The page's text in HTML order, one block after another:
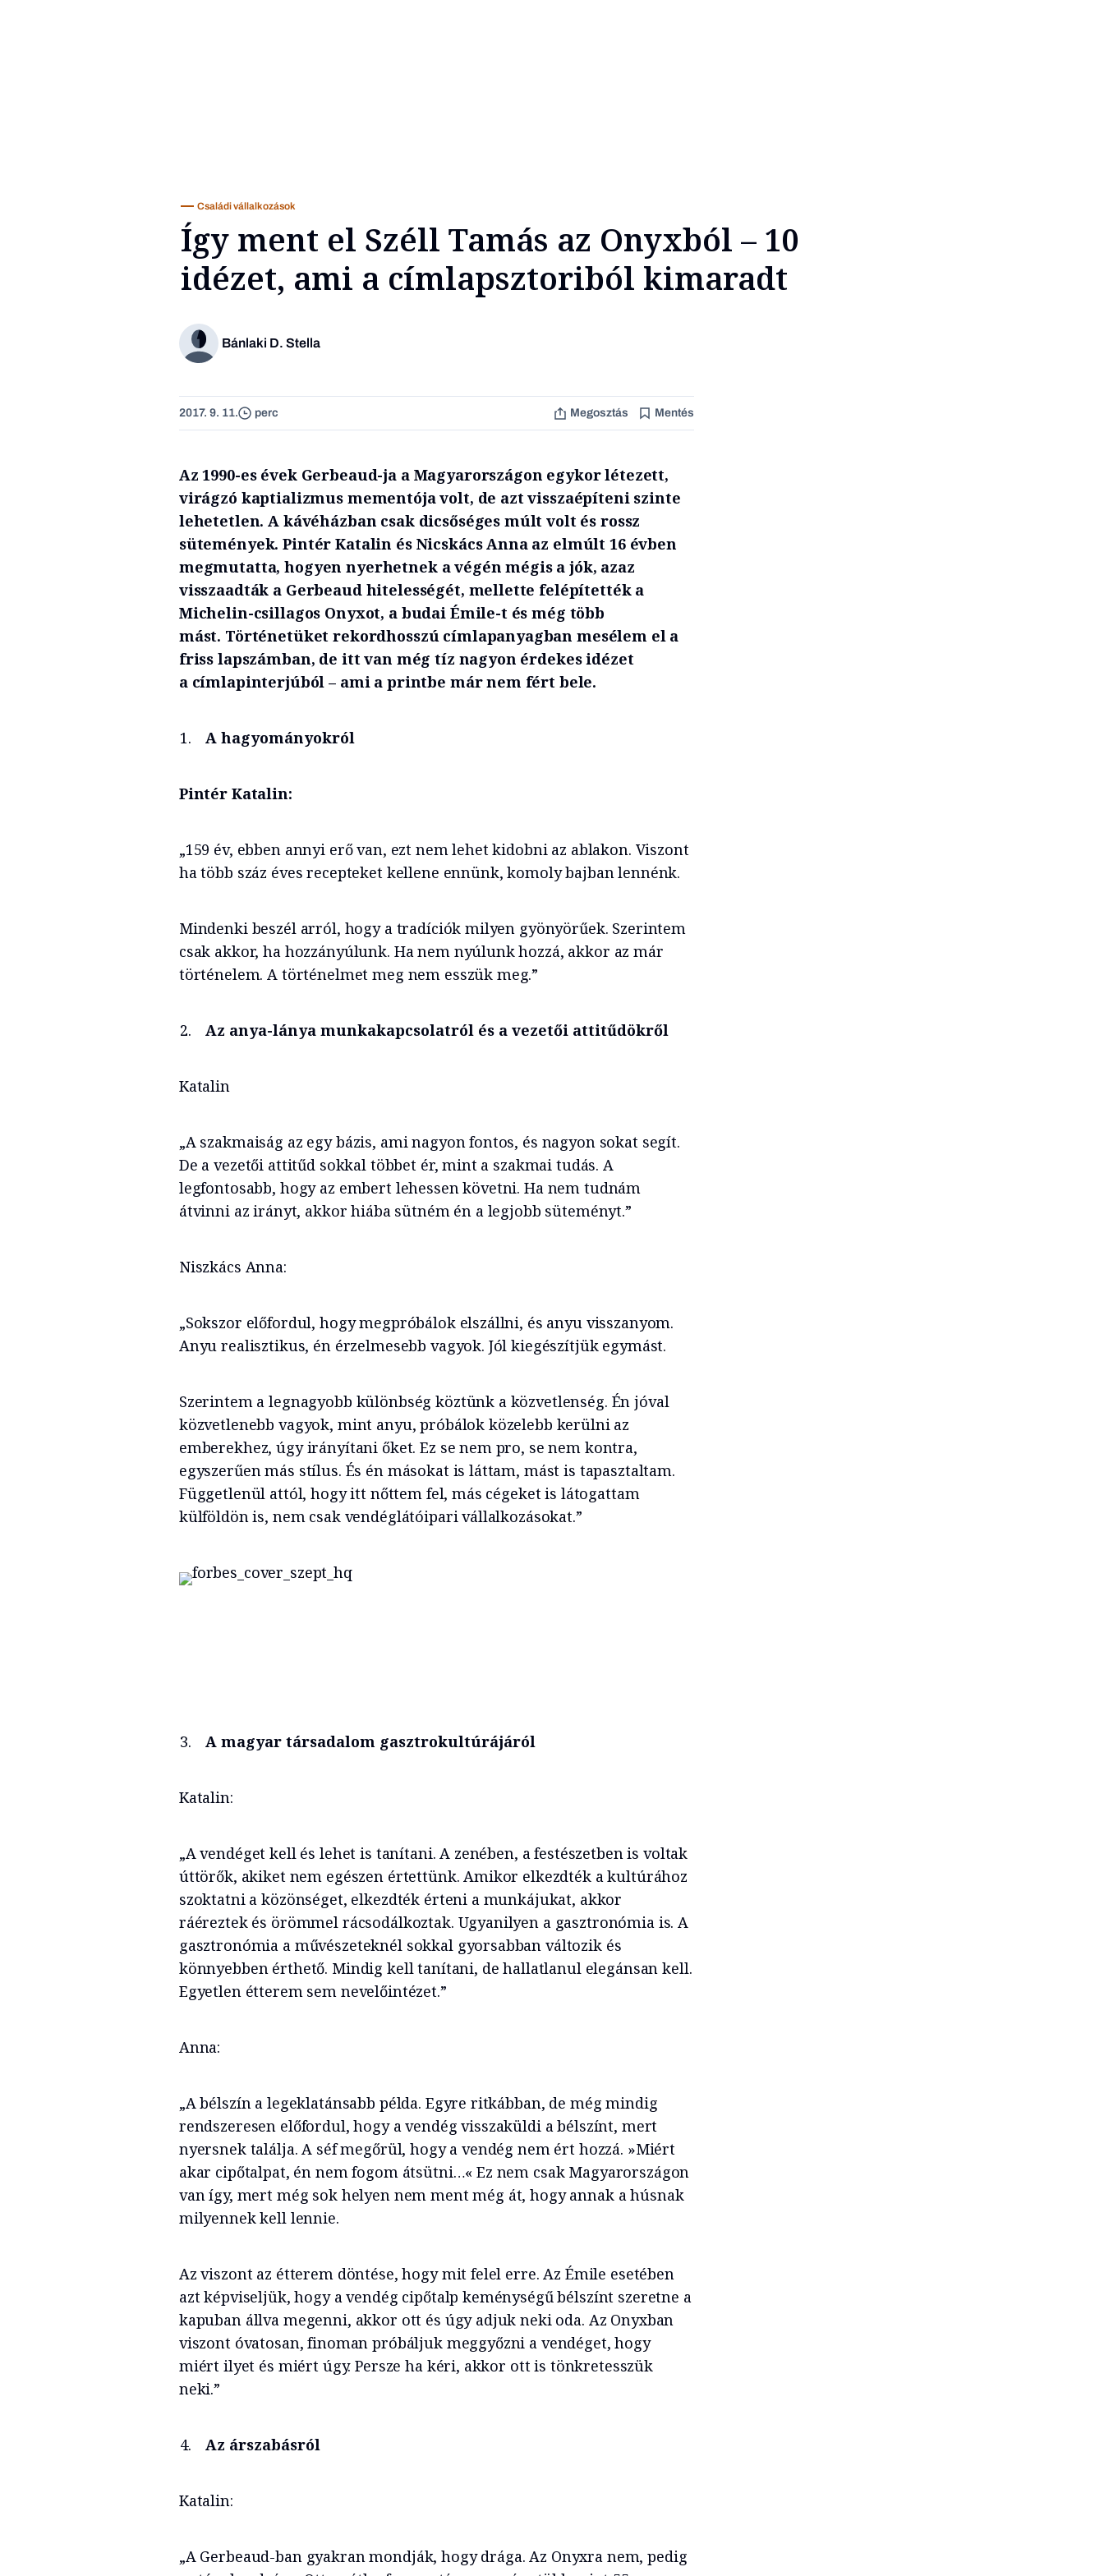
Családi vállalkozások
Így ment el Széll Tamás az Onyxból – 10
idézet, ami a címlapsztoriból kimaradt
Bánlaki D. Stella
2017. 9. 11. perc Megosztás Mentés
Az 1990-es évek Gerbeaud-ja a Magyarországon egykor létezett,
virágzó kaptializmus mementója volt, de azt visszaépíteni szinte
lehetetlen. A kávéházban csak dicsőséges múlt volt és rossz
sütemények. Pintér Katalin és Nicskács Anna az elmúlt 16 évben
megmutatta, hogyen nyerhetnek a végén mégis a jók, azaz
visszaadták a Gerbeaud hitelességét, mellette felépítették a
Michelin-csillagos Onyxot, a budai Émile-t és még több
mást. Történetüket rekordhosszú címlapanyagban mesélem el a
friss lapszámban, de itt van még tíz nagyon érdekes idézet
a címlapinterjúból – ami a printbe már nem fért bele.
A hagyományokról
Pintér Katalin:
„159 év, ebben annyi erő van, ezt nem lehet kidobni az ablakon. Viszont
ha több száz éves recepteket kellene ennünk, komoly bajban lennénk.
Mindenki beszél arról, hogy a tradíciók milyen gyönyörűek. Szerintem
csak akkor, ha hozzányúlunk. Ha nem nyúlunk hozzá, akkor az már
történelem. A történelmet meg nem esszük meg.”
Az anya-lánya munkakapcsolatról és a vezetői attitűdökről
Katalin
„A szakmaiság az egy bázis, ami nagyon fontos, és nagyon sokat segít.
De a vezetői attitűd sokkal többet ér, mint a szakmai tudás. A
legfontosabb, hogy az embert lehessen követni. Ha nem tudnám
átvinni az irányt, akkor hiába sütném én a legjobb süteményt.”
Niszkács Anna:
„Sokszor előfordul, hogy megpróbálok elszállni, és anyu visszanyom.
Anyu realisztikus, én érzelmesebb vagyok. Jól kiegészítjük egymást.
Szerintem a legnagyobb különbség köztünk a közvetlenség. Én jóval
közvetlenebb vagyok, mint anyu, próbálok közelebb kerülni az
emberekhez, úgy irányítani őket. Ez se nem pro, se nem kontra,
egyszerűen más stílus. És én másokat is láttam, mást is tapasztaltam.
Függetlenül attól, hogy itt nőttem fel, más cégeket is látogattam
külföldön is, nem csak vendéglátóipari vállalkozásokat.”
A magyar társadalom gasztrokultúrájáról
Katalin:
„A vendéget kell és lehet is tanítani. A zenében, a festészetben is voltak
úttörők, akiket nem egészen értettünk. Amikor elkezdték a kultúrához
szoktatni a közönséget, elkezdték érteni a munkájukat, akkor
ráéreztek és örömmel rácsodálkoztak. Ugyanilyen a gasztronómia is. A
gasztronómia a művészeteknél sokkal gyorsabban változik és
könnyebben érthető. Mindig kell tanítani, de hallatlanul elegánsan kell.
Egyetlen étterem sem nevelőintézet.”
Anna:
„A bélszín a legeklatánsabb példa. Egyre ritkábban, de még mindig
rendszeresen előfordul, hogy a vendég visszaküldi a bélszínt, mert
nyersnek találja. A séf megőrül, hogy a vendég nem ért hozzá. »Miért
akar cipőtalpat, én nem fogom átsütni…« Ez nem csak Magyarországon
van így, mert még sok helyen nem ment még át, hogy annak a húsnak
milyennek kell lennie.
Az viszont az étterem döntése, hogy mit felel erre. Az Émile esetében
azt képviseljük, hogy a vendég cipőtalp keménységű bélszínt szeretne a
kapuban állva megenni, akkor ott és úgy adjuk neki oda. Az Onyxban
viszont óvatosan, finoman próbáljuk meggyőzni a vendéget, hogy
miért ilyet és miért úgy. Persze ha kéri, akkor ott is tönkretesszük
neki.”
Az árszabásról
Katalin:
„A Gerbeaud-ban gyakran mondják, hogy drága. Az Onyxra nem, pedig